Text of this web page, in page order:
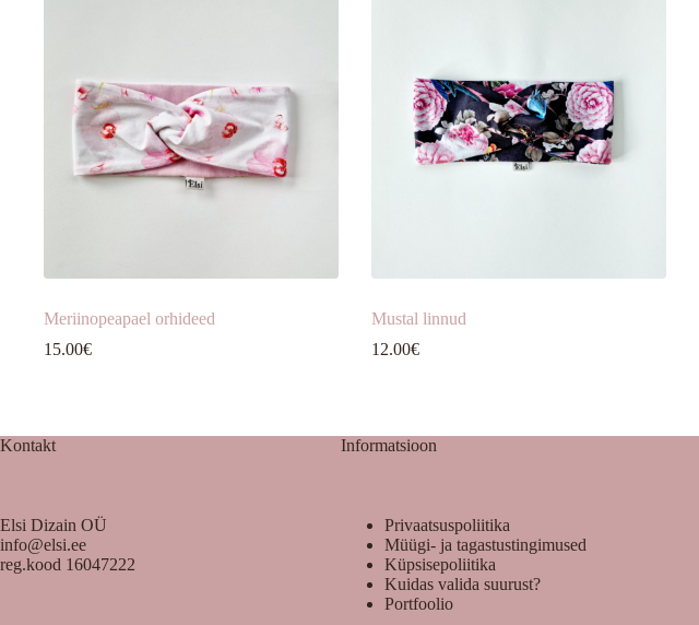
Meriinopeapael orhideed
15.00€
Mustal linnud
12.00€
Kontakt
Elsi Dizain OÜ
info@elsi.ee
reg.kood 16047222
Informatsioon
Privaatsuspoliitika
Müügi- ja tagastustingimused
Küpsisepoliitika
Kuidas valida suurust?
Portfoolio